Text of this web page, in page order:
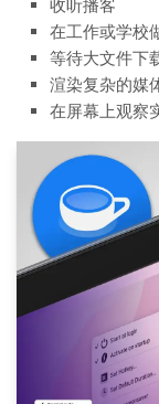
收听播客
在工作或学校
等待大文件下
渲染复杂的媒
在屏幕上观察